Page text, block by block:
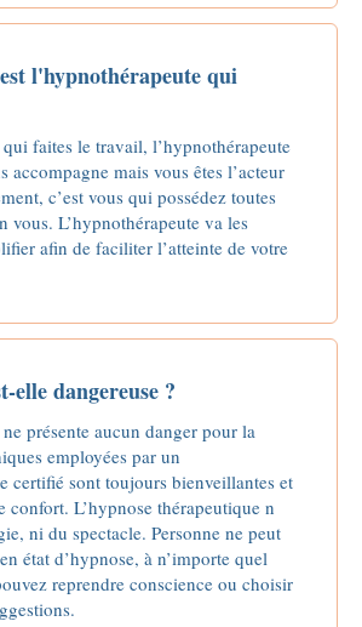
l'hypnothérapeute qui
qui faites le travail, l’hypnothérapeute
accompagne mais vous êtes l’acteur
c’est vous qui possédez toutes
vous. L’hypnothérapeute va les
afin de faciliter l’atteinte de votre
elle dangereuse ?
présente aucun danger pour la
employées par un
certifié sont toujours bienveillantes et
confort. L’hypnose thérapeutique n
ni du spectacle. Personne ne peut
état d’hypnose, à n’importe quel
reprendre conscience ou choisir